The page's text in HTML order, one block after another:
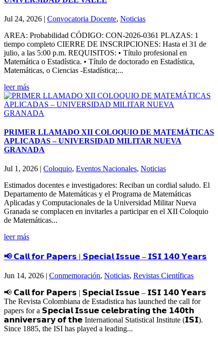
Jul 24, 2026 | Convocatoria Docente, Noticias
AREA: Probabilidad CÓDIGO: CON-2026-0361 PLAZAS: 1
tiempo completo CIERRE DE INSCRIPCIONES: Hasta el 31 de
julio, a las 5:00 p.m. REQUISITOS: • Título profesional en
Matemática o Estadística. • Título de doctorado en Estadística,
Matemáticas, o Ciencias -Estadística;...
leer más
PRIMER LLAMADO XII COLOQUIO DE MATEMÁTICAS
APLICADAS – UNIVERSIDAD MILITAR NUEVA
GRANADA
Jul 1, 2026 | Coloquio, Eventos Nacionales, Noticias
Estimados docentes e investigadores: Reciban un cordial saludo. El
Departamento de Matemáticas y el Programa de Matemáticas
Aplicadas y Computacionales de la Universidad Militar Nueva
Granada se complacen en invitarles a participar en el XII Coloquio
de Matemáticas...
leer más
📢 𝗖𝗮𝗹𝗹 𝗳𝗼𝗿 𝗣𝗮𝗽𝗲𝗿𝘀 | 𝗦𝗽𝗲𝗰𝗶𝗮𝗹 𝗜𝘀𝘀𝘂𝗲 – 𝗜𝗦𝗜 𝟭𝟰𝟬 𝗬𝗲𝗮𝗿𝘀
Jun 14, 2026 | Conmemoración, Noticias, Revistas Científicas
📢 𝗖𝗮𝗹𝗹 𝗳𝗼𝗿 𝗣𝗮𝗽𝗲𝗿𝘀 | 𝗦𝗽𝗲𝗰𝗶𝗮𝗹 𝗜𝘀𝘀𝘂𝗲 – 𝗜𝗦𝗜 𝟭𝟰𝟬 𝗬𝗲𝗮𝗿𝘀
The Revista Colombiana de Estadistica has launched the call for
papers for a 𝗦𝗽𝗲𝗰𝗶𝗮𝗹 𝗜𝘀𝘀𝘂𝗲 𝗰𝗲𝗹𝗲𝗯𝗿𝗮𝘁𝗶𝗻𝗴 𝘁𝗵𝗲 𝟭𝟰𝟬𝘁𝗵
𝗮𝗻𝗻𝗶𝘃𝗲𝗿𝘀𝗮𝗿𝘆 𝗼𝗳 𝘁𝗵𝗲 International Statistical Institute (𝗜𝗦𝗜).
Since 1885, the ISI has played a leading...